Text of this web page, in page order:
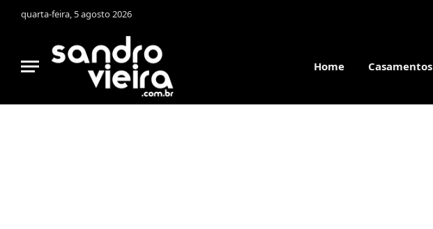
quarta-feira, 5 agosto 2026
Home Casamentos